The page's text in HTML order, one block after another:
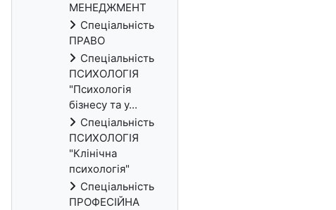
МЕНЕДЖМЕНТ
Спеціальність
ПРАВО
Спеціальність
ПСИХОЛОГІЯ
"Психологія
бізнесу та у...
Спеціальність
ПСИХОЛОГІЯ
"Клінічна
психологія"
Спеціальність
ПРОФЕСІЙНА